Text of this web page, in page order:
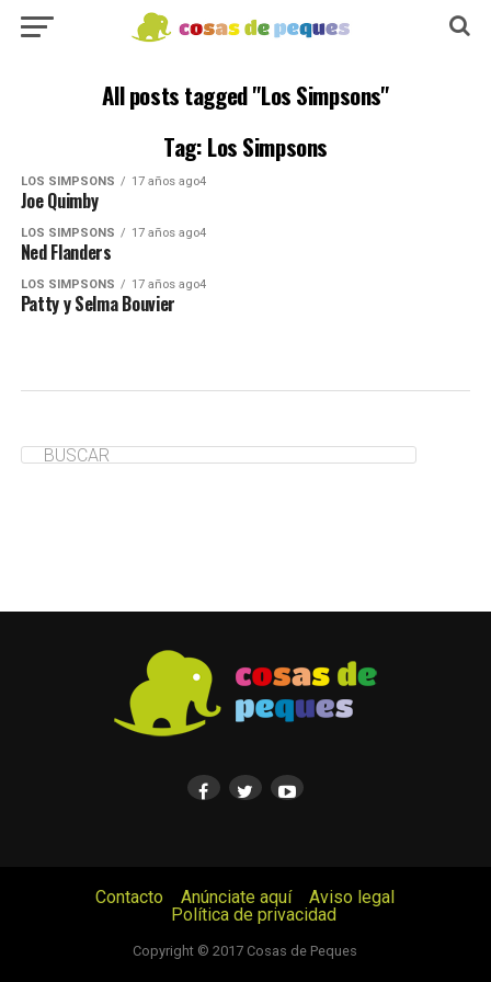
All posts tagged "Los Simpsons"
Tag: Los Simpsons
LOS SIMPSONS 17 años ago4
Joe Quimby
LOS SIMPSONS 17 años ago4
Ned Flanders
LOS SIMPSONS 17 años ago4
Patty y Selma Bouvier
Contacto Anúnciate aquí
Aviso legal
Política de privacidad
Copyright © 2017 Cosas de Peques